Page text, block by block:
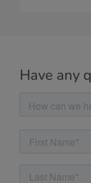
Have any